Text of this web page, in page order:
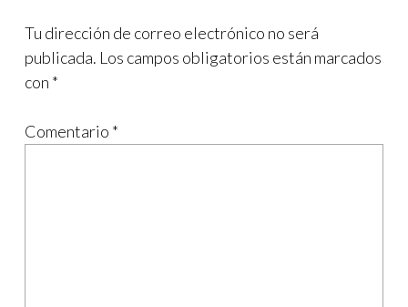
Tu dirección de correo electrónico no será
publicada. Los campos obligatorios están marcados
con *
Comentario *